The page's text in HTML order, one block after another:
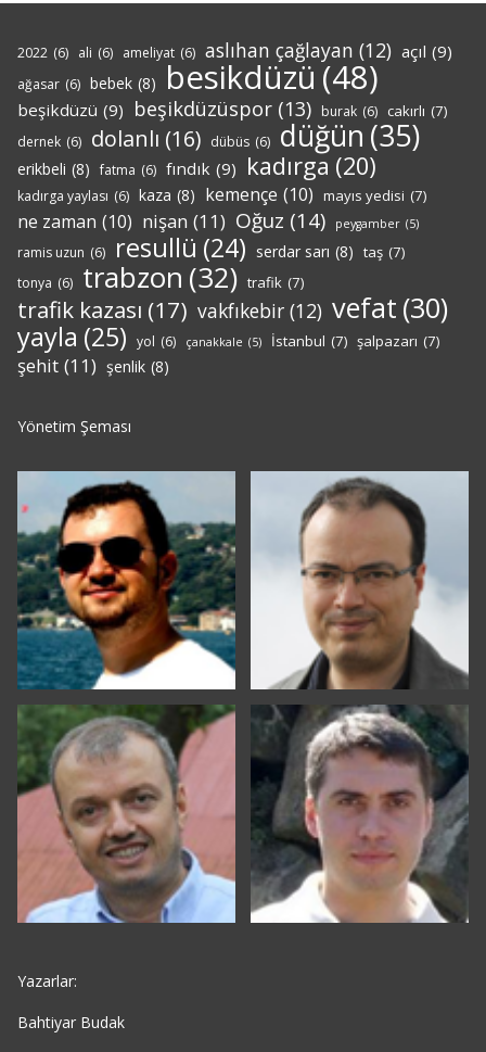
2022 (6) ali (6) ameliyat (6) aslıhan çağlayan (12) açıl (9)
ağasar (6) bebek (8) besikdüzü(48)
beşikdüzü (9) beşikdüzüspor (13) burak (6) cakırlı (7)
dernek (6) dolanlı (16) dübüs (6) düğün (35)
erikbeli (8) fatma (6) fındık (9) kadırga (20)
kadırga yaylası (6) kaza (8) kemençe (10) mayıs yedisi (7)
ne zaman (10) nişan (11) Oğuz (14) peygamber (5)
ramis uzun (6) resullü (24) serdar sarı (8) taş (7)
tonya (6) trabzon (32) trafik (7)
trafik kazası (17) vakfıkebir (12) vefat (30)
yayla (25) yol (6) çanakkale (5) İstanbul (7) şalpazarı (7)
şehit (11) şenlik (8)
Yönetim Şeması
Yazarlar:
Bahtiyar Budak